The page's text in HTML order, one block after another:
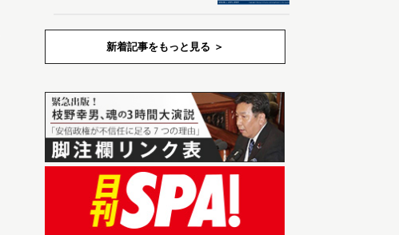
新着記事をもっと見る